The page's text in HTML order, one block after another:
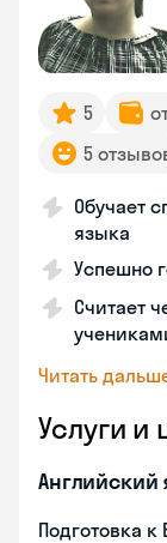
5
5
Обучает
языка
Успешно
Считает
Читать
Услуги и
Английский
Подготовка к